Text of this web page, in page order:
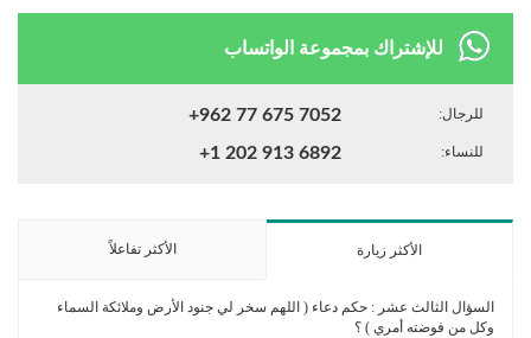
للإشتراك بمجموعة الواتساب
للرجال: +962 77 675 7052
للنساء: +1 202 913 6892
الأكثر زيارة الأكثر تفاعلاً
السؤال الثالث عشر : حكم دعاء ( اللهم سخر لي جنود الأرض وملائكة السماء
وكل من فوضته أمري ) ؟